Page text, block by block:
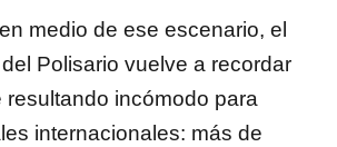
medio de ese escenario, el
Polisario vuelve a recordar
resultando incómodo para
internacionales: más de